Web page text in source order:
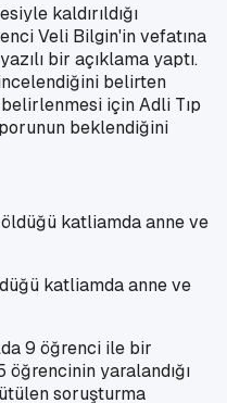
kaldırıldığı
Veli Bilgin'in vefatına
bir açıklama yaptı.
belirten
için Adli Tıp
beklendiğini
katliamda anne ve
9 öğrenci ile bir
öğrencinin yaralandığı
soruşturma